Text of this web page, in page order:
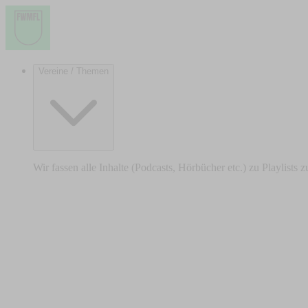
Vereine / Themen
Wir fassen alle Inhalte (Podcasts, Hörbücher etc.) zu Playlists